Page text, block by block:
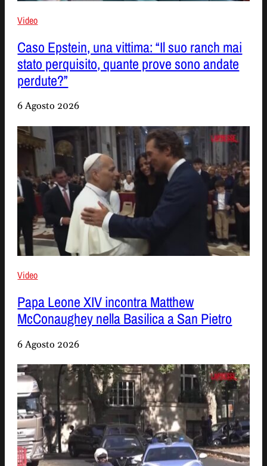
Video
Caso Epstein, una vittima: “Il suo ranch mai
stato perquisito, quante prove sono andate
perdute?”
6 Agosto 2026
Video
Papa Leone XIV incontra Matthew
McConaughey nella Basilica a San Pietro
6 Agosto 2026